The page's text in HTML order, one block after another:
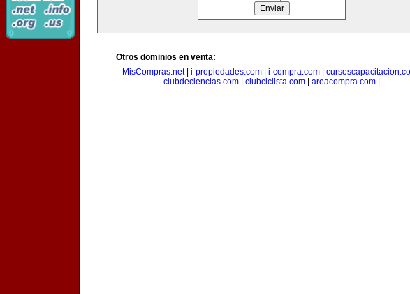
Otros dominios en venta:
MisCompras.net| i-propiedades.com| i-compra.com|
clubdeciencias.com
clubciclista.com areacompra.com